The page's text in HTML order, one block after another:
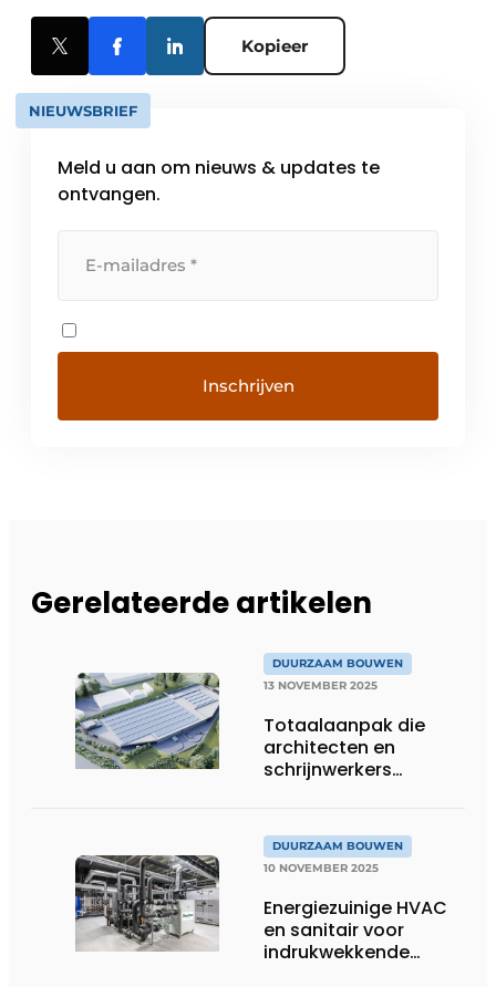
Kopieer
NIEUWSBRIEF
Meld u aan om nieuws & updates te
ontvangen.
Gerelateerde artikelen
DUURZAAM BOUWEN
13 NOVEMBER 2025
Totaalaanpak die
architecten en
schrijnwerkers
DUURZAAM BOUWEN
10 NOVEMBER 2025
Energiezuinige HVAC
en sanitair voor
indrukwekkende